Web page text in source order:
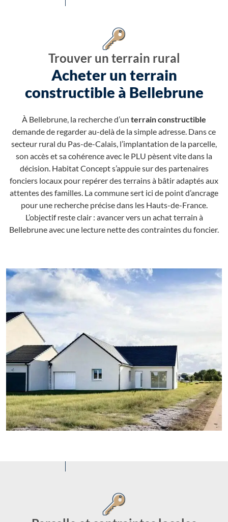
Trouver un terrain rural
Acheter un terrain
constructible à Bellebrune
À Bellebrune, la recherche d’un terrain constructible
demande de regarder au-delà de la simple adresse. Dans ce
secteur rural du Pas-de-Calais, l’implantation de la parcelle,
son accès et sa cohérence avec le PLU pèsent vite dans la
décision. Habitat Concept s’appuie sur des partenaires
fonciers locaux pour repérer des terrains à bâtir adaptés aux
attentes des familles. La commune sert ici de point d’ancrage
pour une recherche précise dans les Hauts-de-France.
L’objectif reste clair : avancer vers un achat terrain à
Bellebrune avec une lecture nette des contraintes du foncier.